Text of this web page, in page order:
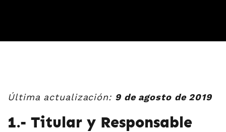
Última actualización: 9 de agosto de 2019
1.- Titular y Responsable